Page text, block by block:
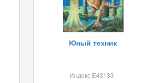
Юный техник
Индекс Е43133